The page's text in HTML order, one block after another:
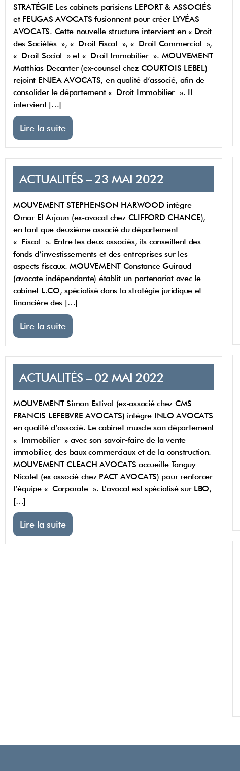
STRATÉGIE Les cabinets parisiens LEPORT & ASSOCIÉS
et FEUGAS AVOCATS fusionnent pour créer LYVÉAS
AVOCATS. Cette nouvelle structure intervient en « Droit
des Sociétés », « Droit Fiscal », « Droit Commercial »,
« Droit Social » et « Droit Immobilier ». MOUVEMENT
Matthias Decanter (ex-counsel chez COURTOIS LEBEL)
rejoint ENJEA AVOCATS, en qualité d’associé, afin de
consolider le département « Droit Immobilier ». Il
intervient […]
Lire la suite
ACTUALITÉS – 23 MAI 2022
MOUVEMENT STEPHENSON HARWOOD intègre
Omar El Arjoun (ex-avocat chez CLIFFORD CHANCE),
en tant que deuxième associé du département
« Fiscal ». Entre les deux associés, ils conseillent des
fonds d’investissements et des entreprises sur les
aspects fiscaux. MOUVEMENT Constance Guiraud
(avocate indépendante) établit un partenariat avec le
cabinet L.CO, spécialisé dans la stratégie juridique et
financière des […]
Lire la suite
ACTUALITÉS – 02 MAI 2022
MOUVEMENT Simon Estival (ex-associé chez CMS
FRANCIS LEFEBVRE AVOCATS) intègre INLO AVOCATS
en qualité d’associé. Le cabinet muscle son département
« Immobilier » avec son savoir-faire de la vente
immobilier, des baux commerciaux et de la construction.
MOUVEMENT CLEACH AVOCATS accueille Tanguy
Nicolet (ex associé chez PACT AVOCATS) pour renforcer
l’équipe « Corporate ». L’avocat est spécialisé sur LBO,
[…]
Lire la suite